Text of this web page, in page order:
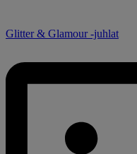
Glitter & Glamour -juhlat